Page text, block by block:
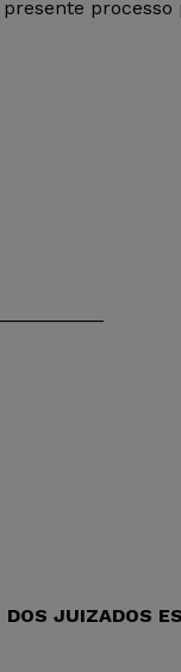
processo
JUIZADOS